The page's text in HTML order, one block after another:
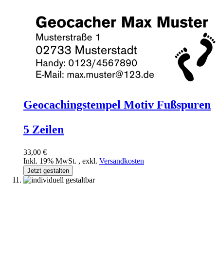
Geocachingstempel Motiv Fußspuren
5 Zeilen
33,00 €
Inkl. 19% MwSt. , exkl. Versandkosten
Jetzt gestalten